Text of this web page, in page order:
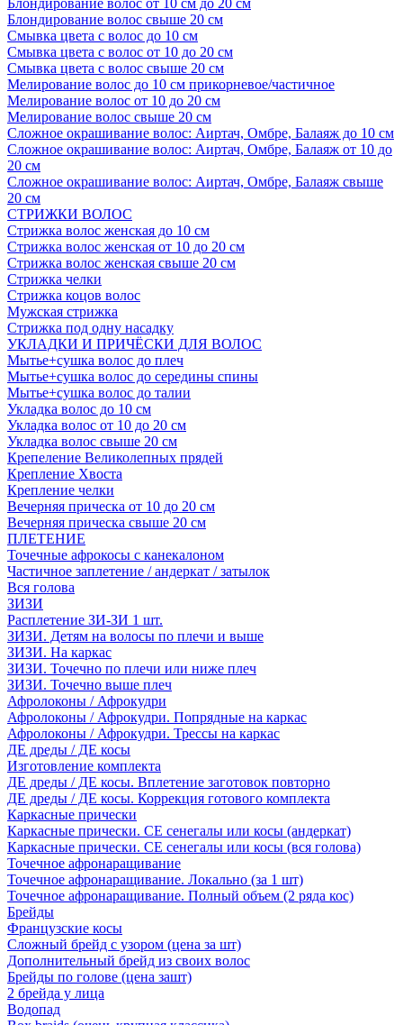
Блондирование волос от 10 см до 20 см
Блондирование волос свыше 20 см
Смывка цвета с волос до 10 см
Смывка цвета с волос от 10 до 20 см
Смывка цвета с волос свыше 20 см
Мелирование волос до 10 см прикорневое/частичное
Мелирование волос от 10 до 20 см
Мелирование волос свыше 20 см
Сложное окрашивание волос: Аиртач, Омбре, Балаяж до 10 см
Сложное окрашивание волос: Аиртач, Омбре, Балаяж от 10 до
20 см
Сложное окрашивание волос: Аиртач, Омбре, Балаяж свыше
20 см
СТРИЖКИ ВОЛОС
Стрижка волос женская до 10 см
Стрижка волос женская от 10 до 20 см
Стрижка волос женская свыше 20 см
Стрижка челки
Стрижка коцов волос
Мужская стрижка
Стрижка под одну насадку
УКЛАДКИ И ПРИЧЁСКИ ДЛЯ ВОЛОС
Мытье+сушка волос до плеч
Мытье+сушка волос до середины спины
Мытье+сушка волос до талии
Укладка волос до 10 см
Укладка волос от 10 до 20 см
Укладка волос свыше 20 см
Крепеление Великолепных прядей
Крепление Хвоста
Крепление челки
Вечерняя прическа от 10 до 20 см
Вечерняя прическа свыше 20 см
ПЛЕТЕНИЕ
Точечные афрокосы с канекалоном
Частичное заплетение / андеркат / затылок
Вся голова
ЗИЗИ
Расплетение ЗИ-ЗИ 1 шт.
ЗИЗИ. Детям на волосы по плечи и выше
ЗИЗИ. На каркас
ЗИЗИ. Точечно по плечи или ниже плеч
ЗИЗИ. Точечно выше плеч
Афролоконы / Афрокудри
Афролоконы / Афрокудри. Попрядные на каркас
Афролоконы / Афрокудри. Трессы на каркас
ДЕ дреды / ДЕ косы
Изготовление комплекта
ДЕ дреды / ДЕ косы. Вплетение заготовок повторно
ДЕ дреды / ДЕ косы. Коррекция готового комплекта
Каркасные прически
Каркасные прически. СЕ сенегалы или косы (андеркат)
Каркасные прически. СЕ сенегалы или косы (вся голова)
Точечное афронаращивание
Точечное афронаращивание. Локально (за 1 шт)
Точечное афронаращивание. Полный объем (2 ряда кос)
Брейды
Французские косы
Сложный брейд с узором (цена за шт)
Дополнительный брейд из своих волос
Брейды по голове (цена зашт)
2 брейда у лица
Водопад